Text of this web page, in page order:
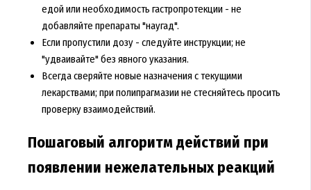
едой или необходимость гастропротекции - не
добавляйте препараты "наугад".
Если пропустили дозу - следуйте инструкции; не
"удваивайте" без явного указания.
Всегда сверяйте новые назначения с текущими
лекарствами; при полипрагмазии не стесняйтесь просить
проверку взаимодействий.
Пошаговый алгоритм действий при
появлении нежелательных реакций